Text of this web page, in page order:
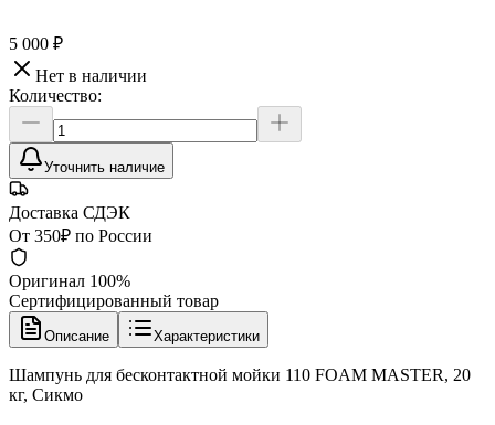
5 000 ₽
Нет в наличии
Количество:
Уточнить наличие
Доставка СДЭК
От 350₽ по России
Оригинал 100%
Сертифицированный товар
Описание Характеристики
Шампунь для бесконтактной мойки 110 FOAM MASTER, 20
кг, Сикмо